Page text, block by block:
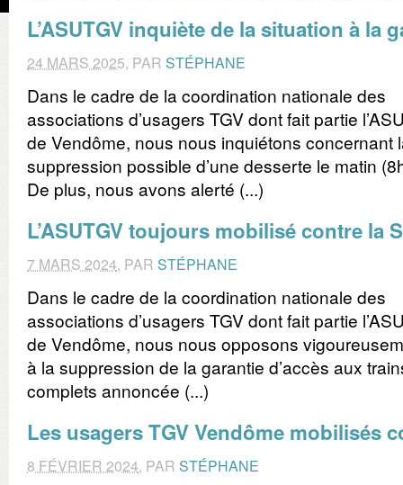
L’ASUTGV inquiète de la situation à la
24 MARS 2025, PAR STÉPHANE
Dans le cadre de la coordination nationale des
associations d’usagers TGV dont fait partie
de Vendôme, nous nous inquiétons concernant
suppression possible d’une desserte le matin
De plus, nous avons alerté (...)
L’ASUTGV toujours mobilisé contre la
7 MARS 2024, PAR STÉPHANE
Dans le cadre de la coordination nationale des
associations d’usagers TGV dont fait partie
de Vendôme, nous nous opposons
à la suppression de la garantie d’accès aux
complets annoncée (...)
Les usagers TGV Vendôme mobilisés
8 FÉVRIER 2024, PAR STÉPHANE